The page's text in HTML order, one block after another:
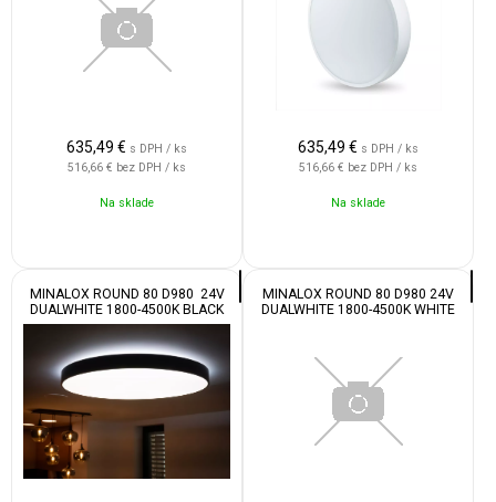
635,49 € s DPH / ks
516,66 € bez DPH / ks
Na sklade
635,49 € s DPH / ks
516,66 € bez DPH / ks
Na sklade
MINALOX ROUND 80 D980 24V
DUALWHITE 1800-4500K BLACK
MINALOX ROUND 80 D980 24V
DUALWHITE 1800-4500K WHITE